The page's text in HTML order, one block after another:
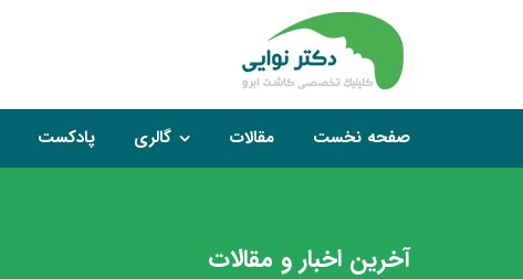
صفحه نخست مقالات گالری پادکست
آخرین اخبار و مقالات